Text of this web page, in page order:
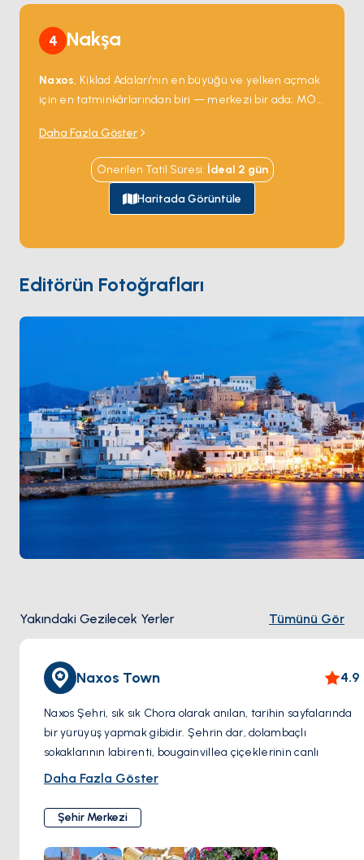
4 Nakşa
Naxos, Kiklad Adaları'nın en büyüğü ve yelken açmak
için en tatminkârlarından biri — merkezi bir ada; MÖ
limanın hemen açığındaki bir adacıkta tek başına
duruyor ve her gün batımını çerçeveliyor. Chora eski
şehri limanın arkasındaki tepeye dar Venedik
sokaklarıyla tırmanıyor; batı kıyısı rüzgâr sörfçüleri ile
aile charter'larını eşit çeken 12 kilometrelik kumlu plaj
zeytinyağı, Naksos peyniri ve yavaş meyhaneleri
barındırıyor. NaxosParos'tan 90 dakika ve
Santorini'den 3 saatlik yelken mesafesinde. Sezon
Daha Fazla Göster
Önerilen Tatil Süresi: İdeal 2 gün
Haritada Görüntüle
Editörün Fotoğrafları
Yakındaki Gezilecek Yerler Tümünü Gör
Naxos Town 4.9
Naxos Şehri, sık sık Chora olarak anılan, tarihin sayfalarında
bir yürüyüş yapmak gibidir. Şehrin dar, dolambaçlı
sokaklarının labirenti, bougainvillea çiçeklerinin canlı
renklerle bezenmiş beyaz badanalı evlerle bir mozaiktir.
konumlanmış ikonik antik mermer bir geçit olan muhteşem
Portara'ya rastlayacaksınız. Bu anıtsal yapı, Apollon'a
adanmış bir tapınağın kalıntılarıdır ve özellikle gün
Daha Fazla Göster
Şehir Merkezi